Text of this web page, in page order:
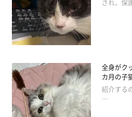
され、保
全身がク
カ月の
紹介する
…